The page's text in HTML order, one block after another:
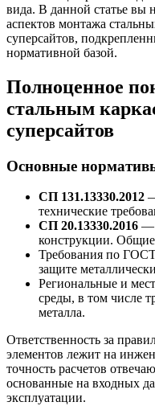
вида. В данной статье вы
аспектов монтажа
суперсайтов,
нормативной базой.
Полноценное
стальным
суперсайтов
Основные
СП 131.13330.2012
технические
СП 20.13330.2016 —
конструкции.
Требования по
защите
Региональные и
среды, в том числе
металла.
Ответственность за
элементов лежит на
точность расчетов
основанные на входных
эксплуатации.